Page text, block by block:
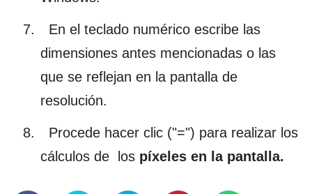
En el teclado numérico escribe las
dimensiones antes mencionadas o las
que se reflejan en la pantalla de
resolución.
Procede hacer clic ("=") para realizar los
cálculos de los píxeles en la pantalla.